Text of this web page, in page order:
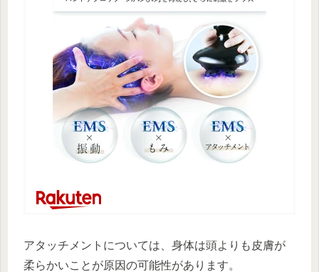
アタッチメントについては、身体は頭よりも皮膚が
柔らかいことが原因の可能性があります。